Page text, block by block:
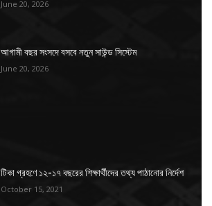
June 20, 2026
আগামী বছর সংসদে বসবে নতুন সাউন্ড সিস্টেম
June 20, 2026
টিকা গ্রহণে ১২-১৭ বছরের শিক্ষার্থীদের তথ্য পাঠানোর নির্দেশ
October 15, 2021